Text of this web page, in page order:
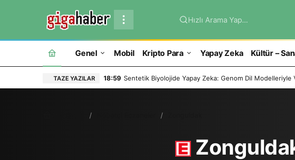
Hızlı Arama Yap...
Genel Mobil Kripto Para Yapay Zeka Kültür –
TAZE YAZILAR 18:59 Sentetik Biyolojide Yapay Zeka: Genom Dil